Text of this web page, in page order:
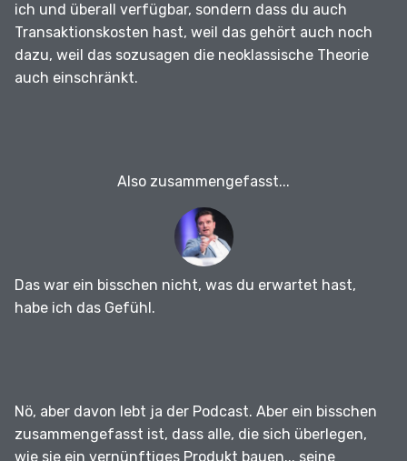
ich und überall verfügbar, sondern dass du auch
Transaktionskosten hast, weil das gehört auch noch
dazu, weil das sozusagen die neoklassische Theorie
auch einschränkt.
Also zusammengefasst...
Das war ein bisschen nicht, was du erwartet hast,
habe ich das Gefühl.
Nö, aber davon lebt ja der Podcast. Aber ein bisschen
zusammengefasst ist, dass alle, die sich überlegen,
wie sie ein vernünftiges Produkt bauen... seine